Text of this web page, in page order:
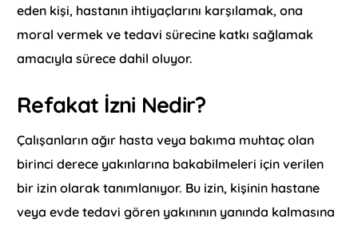
eden kişi, hastanın ihtiyaçlarını karşılamak, ona
moral vermek ve tedavi sürecine katkı sağlamak
amacıyla sürece dahil oluyor.
Refakat İzni Nedir?
Çalışanların ağır hasta veya bakıma muhtaç olan
birinci derece yakınlarına bakabilmeleri için verilen
bir izin olarak tanımlanıyor. Bu izin, kişinin hastane
veya evde tedavi gören yakınının yanında kalmasına